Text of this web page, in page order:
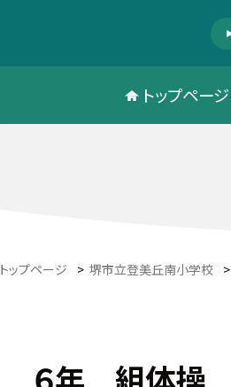
トップページ
トップページ > 堺市立登美丘南小学校 >